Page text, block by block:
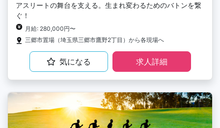
アスリートの舞台を支える。生まれ変わるためのバトンを繋
ぐ！
月給: 280,000円〜
三郷市置場（埼玉県三郷市鷹野2丁目）から各現場へ
気になる 求人詳細